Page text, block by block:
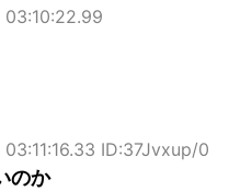
03:10:22.99
ID:37Jvxup/0
のか